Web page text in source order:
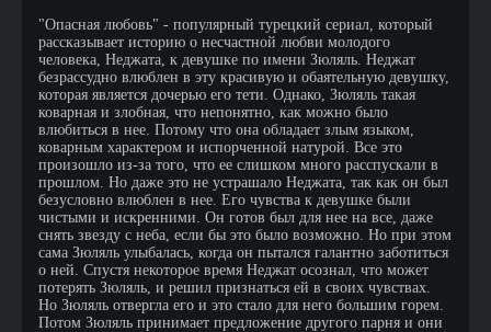
"Опасная любовь" - популярный турецкий сериал, который
рассказывает историю о несчастной любви молодого
человека, Неджата, к девушке по имени Зюляль. Неджат
безрассудно влюблен в эту красивую и обаятельную девушку,
которая является дочерью его тети. Однако, Зюляль такая
коварная и злобная, что непонятно, как можно было
влюбиться в нее. Потому что она обладает злым языком,
коварным характером и испорченной натурой. Все это
произошло из-за того, что ее слишком много расспускали в
прошлом. Но даже это не устрашало Неджата, так как он был
безусловно влюблен в нее. Его чувства к девушке были
чистыми и искренними. Он готов был для нее на все, даже
снять звезду с неба, если бы это было возможно. Но при этом
сама Зюляль улыбалась, когда он пытался галантно заботиться
о ней. Спустя некоторое время Неджат осознал, что может
потерять Зюляль, и решил признаться ей в своих чувствах.
Но Зюляль отвергла его и это стало для него большим горем.
Потом Зюляль принимает предложение другого парня и они